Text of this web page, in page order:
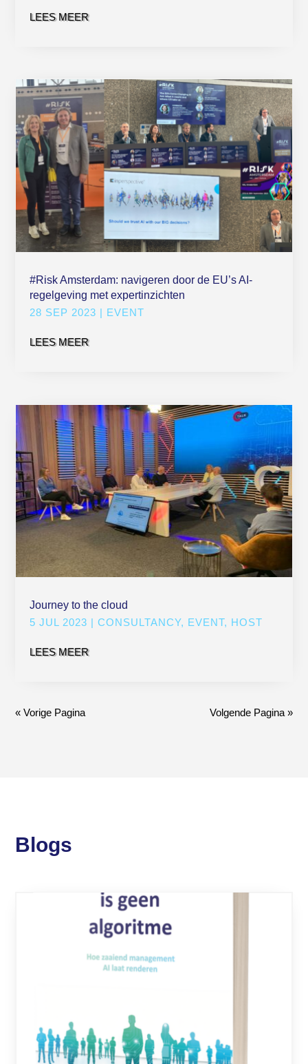
LEES MEER
#Risk Amsterdam: navigeren door de EU’s AI-
regelgeving met expertinzichten
28 SEP 2023 | EVENT
LEES MEER
Journey to the cloud
5 JUL 2023 |CONSULTANCY, EVENT, HOST
LEES MEER
« Vorige Pagina Volgende Pagina »
Blogs